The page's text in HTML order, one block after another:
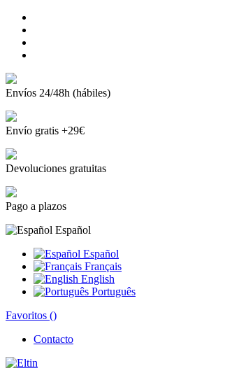
Envíos 24/48h (hábiles)
Envío gratis +29€
Devoluciones gratuitas
Pago a plazos
Español
Español
Français
English
Português
Favoritos ()
Contacto